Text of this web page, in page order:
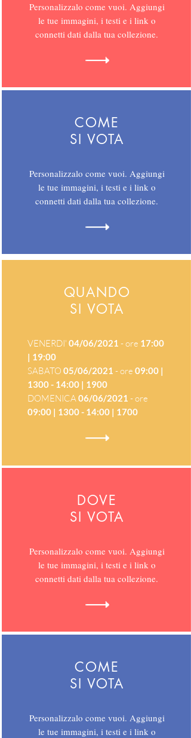
Personalizzalo come vuoi. Aggiungi
le tue immagini, i testi e i link o
connetti dati dalla tua collezione.
COME
SI VOTA
Personalizzalo come vuoi. Aggiungi
le tue immagini, i testi e i link o
connetti dati dalla tua collezione.
QUANDO
SI VOTA
VENERDI' 04/06/2021 - ore 17:00
| 19:00
SABATO 05/06/2021 - ore 09:00 |
1300 - 14:00 | 1900
DOMENICA06/06/2021 - ore
09:00 | 1300 - 14:00 | 1700
DOVE
SI VOTA
Personalizzalo come vuoi. Aggiungi
le tue immagini, i testi e i link o
connetti dati dalla tua collezione.
COME
SI VOTA
Personalizzalo come vuoi. Aggiungi
le tue immagini, i testi e i link o